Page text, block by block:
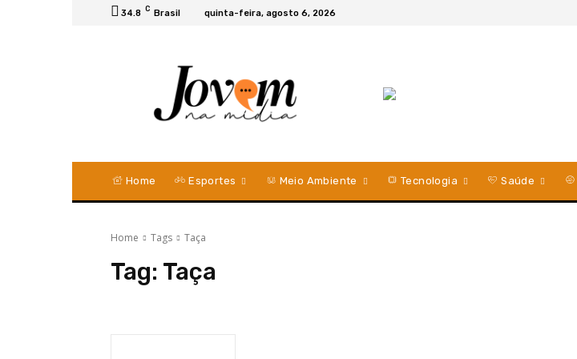
34.8 C Brasil quinta-feira, agosto 6, 2026
Home Esportes Meio Ambiente Tecnologia Saúde
Home Tags Taça
Tag: Taça